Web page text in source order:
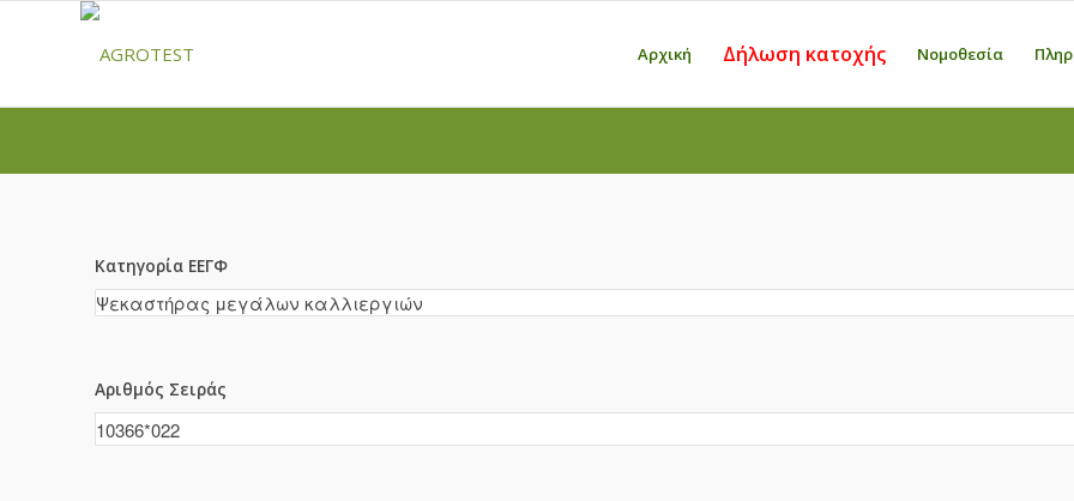
Αρχική Δήλωση κατοχής Νομοθεσία
Κατηγορία ΕΕΓΦ
Αριθμός Σειράς